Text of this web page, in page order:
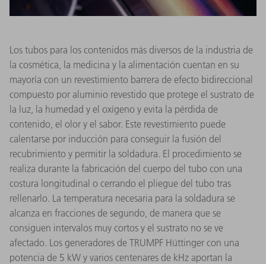
Los tubos para los contenidos más diversos de la industria de
la cosmética, la medicina y la alimentación cuentan en su
mayoría con un revestimiento barrera de efecto bidireccional
compuesto por aluminio revestido que protege el sustrato de
la luz, la humedad y el oxígeno y evita la pérdida de
contenido, el olor y el sabor. Este revestimiento puede
calentarse por inducción para conseguir la fusión del
recubrimiento y permitir la soldadura. El procedimiento se
realiza durante la fabricación del cuerpo del tubo con una
costura longitudinal o cerrando el pliegue del tubo tras
rellenarlo. La temperatura necesaria para la soldadura se
alcanza en fracciones de segundo, de manera que se
consiguen intervalos muy cortos y el sustrato no se ve
afectado. Los generadores de TRUMPF Hüttinger con una
potencia de 5 kW y varios centenares de kHz aportan la